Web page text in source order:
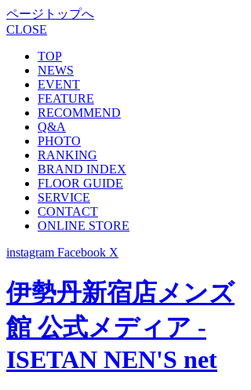
ページトップへ
CLOSE
TOP
NEWS
EVENT
FEATURE
RECOMMEND
Q&A
PHOTO
RANKING
BRAND INDEX
FLOOR GUIDE
SERVICE
CONTACT
ONLINE STORE
instagram Facebook X
伊勢丹新宿店メンズ
館 公式メディア -
ISETAN NEN'S net